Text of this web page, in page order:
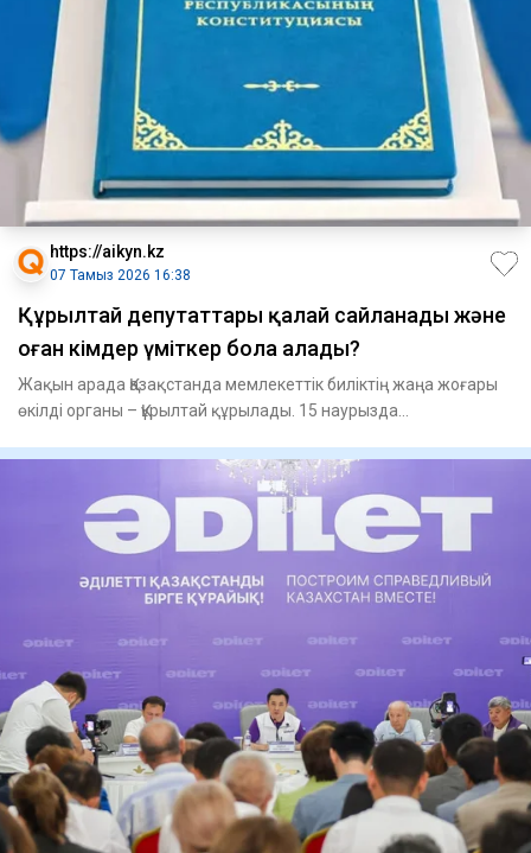
https://aikyn.kz
07 Тамыз 2026 16:38
Құрылтай депутаттары қалай сайланады және
оған кімдер үміткер бола алады?
Жақын арада Қазақстанда мемлекеттік биліктің жаңа жоғары
өкілді органы – Құрылтай құрылады. 15 наурызда